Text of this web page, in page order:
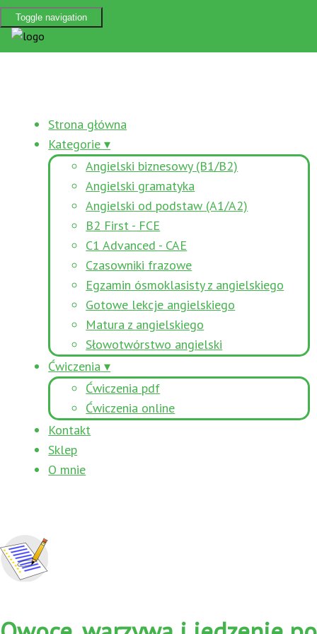
Toggle navigation
Strona główna
Kategorie ▾
Angielski biznesowy (B1/B2)
Angielski gramatyka
Angielski od podstaw (A1/A2)
B2 First - FCE
C1 Advanced - CAE
Czasowniki frazowe
Egzamin ósmoklasisty z angielskiego
Gotowe lekcje angielskiego
Matura z angielskiego
Słowotwórstwo angielski
Ćwiczenia ▾
Ćwiczenia pdf
Ćwiczenia online
Kontakt
Sklep
O mnie